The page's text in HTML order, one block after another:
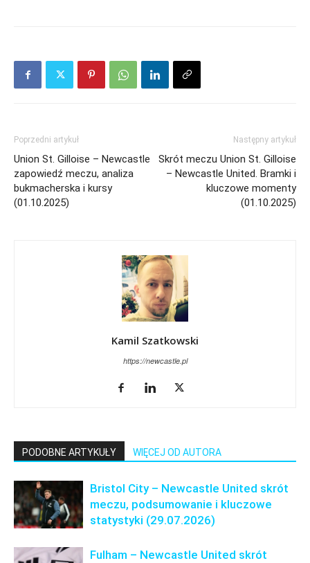
Poprzedni artykuł
Union St. Gilloise – Newcastle
zapowiedź meczu, analiza
bukmacherska i kursy
(01.10.2025)
Następny artykuł
Skrót meczu Union St. Gilloise
– Newcastle United. Bramki i
kluczowe momenty
(01.10.2025)
Kamil Szatkowski
https://newcastle.pl
PODOBNE ARTYKUŁY WIĘCEJ OD AUTORA
Bristol City – Newcastle United skrót
meczu, podsumowanie i kluczowe
statystyki (29.07.2026)
Fulham – Newcastle United skrót